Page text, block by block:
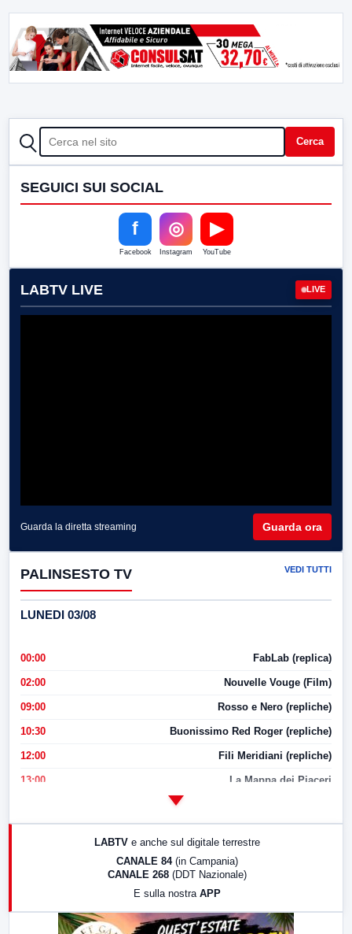
CERCA Cerca
SEGUICI SUI SOCIAL
f
Facebook
◎
Instagram
▶
YouTube
LABTV LIVE LIVE
Guarda la diretta streaming Guarda ora
PALINSESTO TV VEDI TUTTI
LUNEDI 03/08
00:00 FabLab (replica)
02:00 Nouvelle Vouge (Film)
09:00 Rosso e Nero (repliche)
10:30 Buonissimo Red Roger (repliche)
12:00 Fili Meridiani (repliche)
13:00 La Mappa dei Piaceri
LabNews (replica)
LABTV e anche sul digitale terrestre
CANALE 84 (in Campania)
CANALE 268 (DDT Nazionale)
E sulla nostra APP